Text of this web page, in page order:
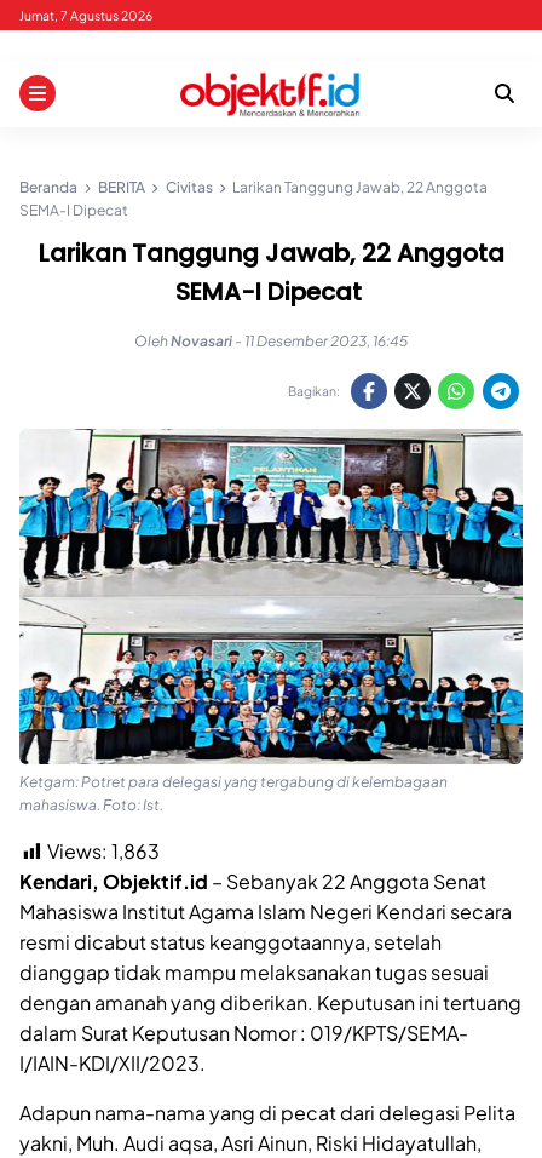
Skip
content
Jumat, 7 Agustus 2026
Beranda BERITA Civitas
Larikan Tanggung Jawab, 22 Anggota
SEMA-I Dipecat
Larikan Tanggung Jawab, 22 Anggota
SEMA-I Dipecat
OlehNovasari - 11 Desember 2023, 16:45
Bagikan:
Ketgam: Potret para delegasi yang tergabung di kelembagaan
mahasiswa. Foto: Ist.
Views: 1,863
Kendari, Objektif.id – Sebanyak 22 Anggota Senat
Mahasiswa Institut Agama Islam Negeri Kendari secara
resmi dicabut status keanggotaannya, setelah
dianggap tidak mampu melaksanakan tugas sesuai
dengan amanah yang diberikan. Keputusan ini tertuang
dalam Surat Keputusan Nomor : 019/KPTS/SEMA-
I/IAIN-KDI/XII/2023.
Adapun nama-nama yang di pecat dari delegasi Pelita
yakni, Muh. Audi aqsa, Asri Ainun, Riski Hidayatullah,